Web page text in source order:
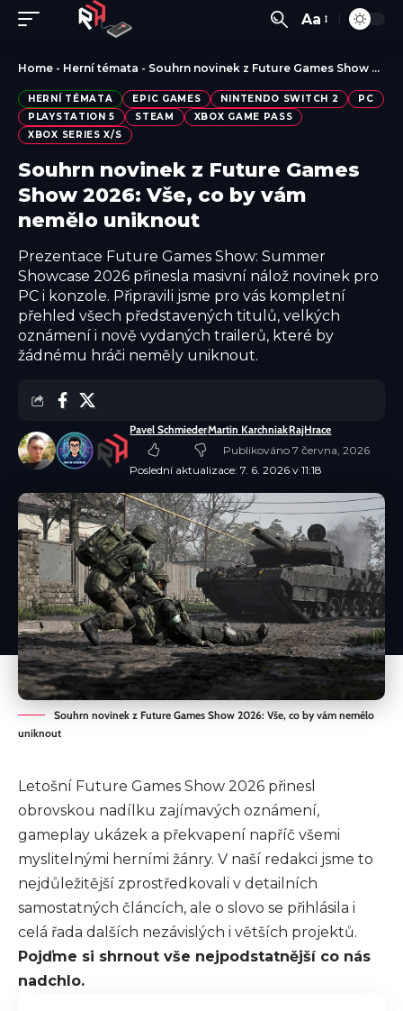
Aa
Home - Herní témata - Souhrn novinek z Future Games Show 2026: Vše, co by vám nemělo uniknout
HERNÍ TÉMATA EPIC GAMES NINTENDO SWITCH 2
PC
PLAYSTATION 5
STEAM
XBOX GAME PASS
XBOX SERIES X/S
Souhrn novinek z Future Games
Show 2026: Vše, co by vám
nemělo uniknout
Prezentace Future Games Show: Summer
Showcase 2026 přinesla masivní nálož novinek pro
PC i konzole. Připravili jsme pro vás kompletní
přehled všech představených titulů, velkých
oznámení i nově vydaných trailerů, které by
žádnému hráči neměly uniknout.
Poslední aktualizace: 7. 6. 2026 v 11:18
Pavel SchmiederMartin KarchniakRajHrace
Publikováno 7 června, 2026
Souhrn novinek z Future Games Show 2026: Vše, co by vám nemělo
uniknout
Letošní Future Games Show 2026 přinesl
obrovskou nadílku zajímavých oznámení,
gameplay ukázek a překvapení napříč všemi
myslitelnými herními žánry. V naší redakci jsme to
nejdůležitější zprostředkovali v detailních
samostatných článcích, ale o slovo se přihlásila i
celá řada dalších nezávislých i větších projektů.
Pojďme si shrnout vše nejpodstatnější co nás
nadchlo.